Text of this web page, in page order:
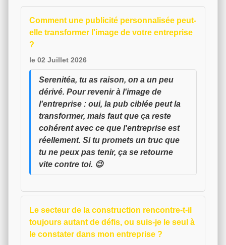
Comment une publicité personnalisée peut-
elle transformer l'image de votre entreprise
?
le 02 Juillet 2026
Serenitéa, tu as raison, on a un peu
dérivé. Pour revenir à l'image de
l'entreprise : oui, la pub ciblée peut la
transformer, mais faut que ça reste
cohérent avec ce que l'entreprise est
réellement. Si tu promets un truc que
tu ne peux pas tenir, ça se retourne
vite contre toi. 😉
Le secteur de la construction rencontre-t-il
toujours autant de défis, ou suis-je le seul à
le constater dans mon entreprise ?